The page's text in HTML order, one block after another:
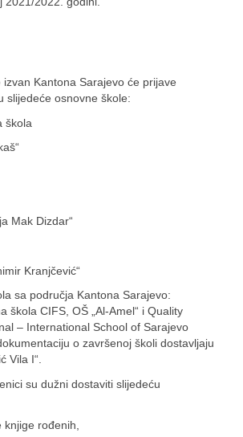
izvan Kantona Sarajevo će prijave
slijedeće osnovne škole:
škola
Mak Dizdar“
Kranjčević“
sa područja Kantona Sarajevo:
škola CIFS, OŠ „Al-Amel“ i Quality
– International School of Sarajevo
o završenoj školi dostavljaju
Vila I“.
su dužni dostaviti slijedeću
rođenih,